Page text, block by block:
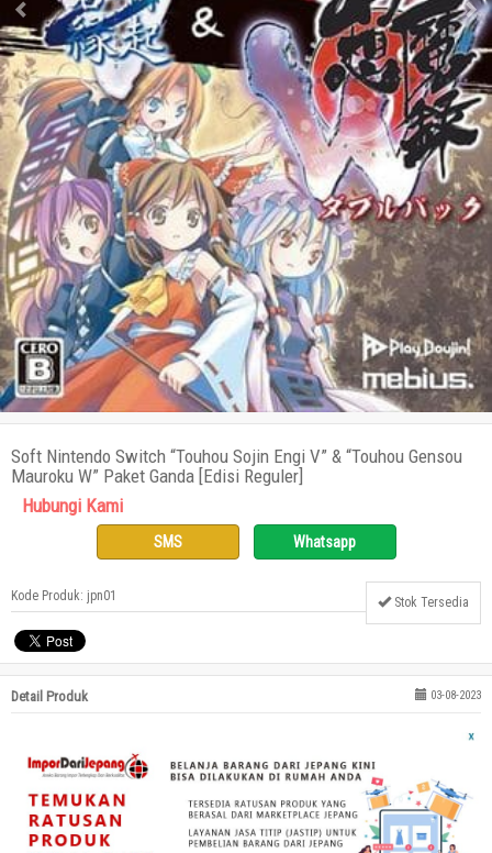
Soft Nintendo Switch “Touhou Sojin Engi V” & “Touhou Gensou
Mauroku W” Paket Ganda [Edisi Reguler]
Hubungi Kami
SMS Whatsapp
Kode Produk: jpn01 Stok Tersedia
Detail Produk 03-08-2023